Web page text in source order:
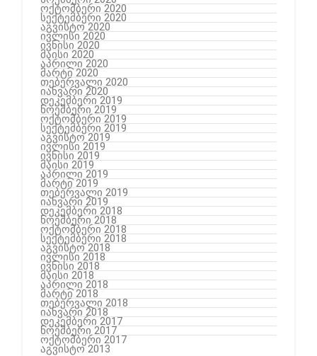
ოქტომბერი 2020
სექტემბერი 2020
აგვისტო 2020
ივლისი 2020
ივნისი 2020
მაისი 2020
აპრილი 2020
მარტი 2020
თებერვალი 2020
იანვარი 2020
დეკემბერი 2019
ნოემბერი 2019
ოქტომბერი 2019
სექტემბერი 2019
აგვისტო 2019
ივლისი 2019
ივნისი 2019
მაისი 2019
აპრილი 2019
მარტი 2019
თებერვალი 2019
იანვარი 2019
დეკემბერი 2018
ნოემბერი 2018
ოქტომბერი 2018
სექტემბერი 2018
აგვისტო 2018
ივლისი 2018
ივნისი 2018
მაისი 2018
აპრილი 2018
მარტი 2018
თებერვალი 2018
იანვარი 2018
დეკემბერი 2017
ნოემბერი 2017
ოქტომბერი 2017
აგვისტო 2013